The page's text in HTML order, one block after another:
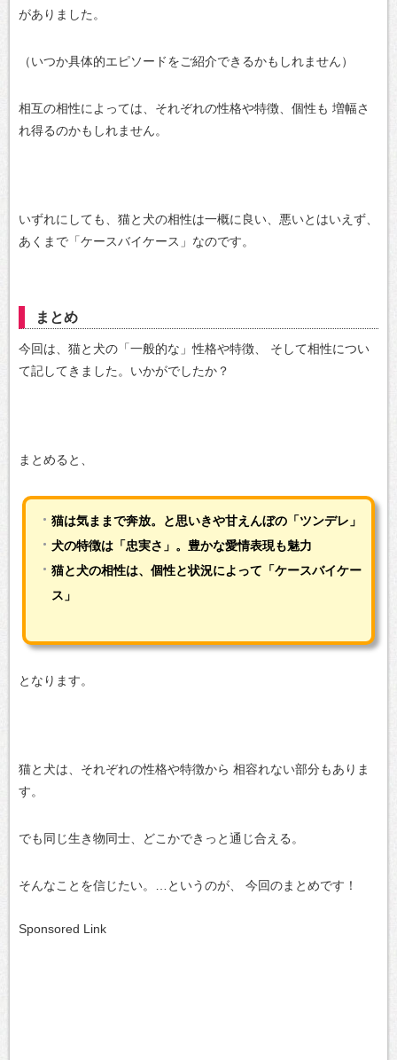
がありました。
（いつか具体的エピソードをご紹介できるかもしれません）
相互の相性によっては、それぞれの性格や特徴、個性も 増幅さ
れ得るのかもしれません。
いずれにしても、猫と犬の相性は一概に良い、悪いとはいえず、
あくまで「ケースバイケース」なのです。
まとめ
今回は、猫と犬の「一般的な」性格や特徴、
そして相性につい
て記してきました。いかがでしたか？
まとめると、
猫は気ままで奔放。と思いきや甘えんぼの「ツンデレ」
犬の特徴は「忠実さ」。豊かな愛情表現も魅力
猫と犬の相性は、個性と状況によって「ケースバイケー
ス」
となります。
猫と犬は、それぞれの性格や特徴から 相容れない部分もありま
す。
でも同じ生き物同士、どこかできっと通じ合える。
そんなことを信じたい。…というのが、 今回のまとめです！
Sponsored Link